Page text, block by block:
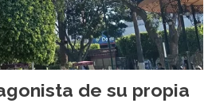
de su propia